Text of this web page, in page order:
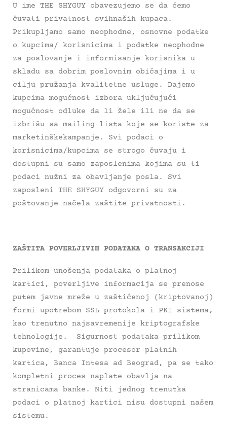
U ime THE SHYGUY obavezujemo se da ćemo
čuvati privatnost svihnaših kupaca.
Prikupljamo samo neophodne, osnovne podatke
o kupcima/ korisnicima i podatke neophodne
za poslovanje i informisanje korisnika u
skladu sa dobrim poslovnim običajima i u
cilju pružanja kvalitetne usluge. Dajemo
kupcima mogućnost izbora uključujući
mogućnost odluke da li žele ili ne da se
izbrišu sa mailing lista koje se koriste za
marketinškekampanje. Svi podaci o
korisnicima/kupcima se strogo čuvaju i
dostupni su samo zaposlenima kojima su ti
podaci nužni za obavljanje posla. Svi
zaposleni THE SHYGUY odgovorni su za
poštovanje načela zaštite privatnosti.
ZAŠTITA POVERLJIVIH PODATAKA O TRANSAKCIJI
Prilikom unošenja podataka o platnoj
kartici, poverljive informacija se prenose
putem javne mreže u zaštićenoj (kriptovanoj)
formi upotrebom SSL protokola i PKI sistema,
kao trenutno najsavremenije kriptografske
tehnologije. Sigurnost podataka prilikom
kupovine, garantuje procesor platnih
kartica, Banca Intesa ad Beograd, pa se tako
kompletni proces naplate obavlja na
stranicama banke. Niti jednog trenutka
podaci o platnoj kartici nisu dostupni našem
sistemu.